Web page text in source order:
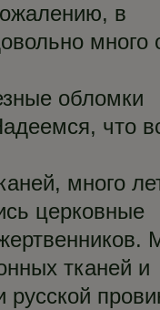
в
много
обломки
что
много
церковные
тканей и
русской